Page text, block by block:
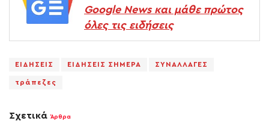
Google News και μάθε πρώτος
όλες τις ειδήσεις
ΕΙΔΗΣΕΙΣ ΕΙΔΗΣΕΙΣ ΣΗΜΕΡΑ ΣΥΝΑΛΛΑΓΕΣ
τράπεζες
Σχετικά Άρθρα